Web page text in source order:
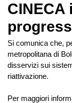
CINECA
Si comunica che,
metropolitana di
disservizi sui
riattivazione.
Per maggiori